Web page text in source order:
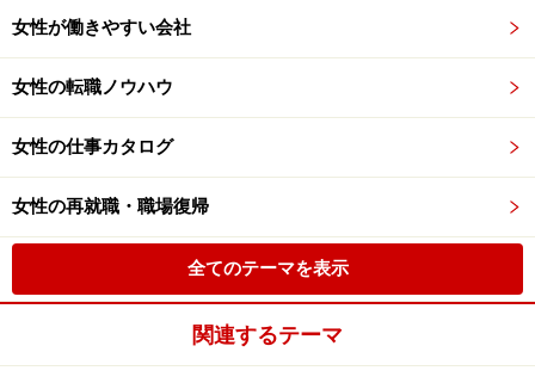
女性が働きやすい会社
女性の転職ノウハウ
女性の仕事カタログ
女性の再就職・職場復帰
全てのテーマを表示
関連するテーマ